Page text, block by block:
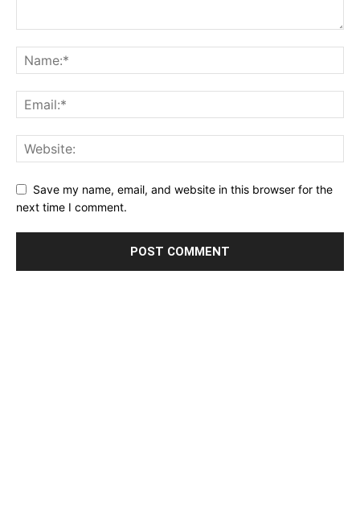
Save my name, email, and website in this browser for the
next time I comment.